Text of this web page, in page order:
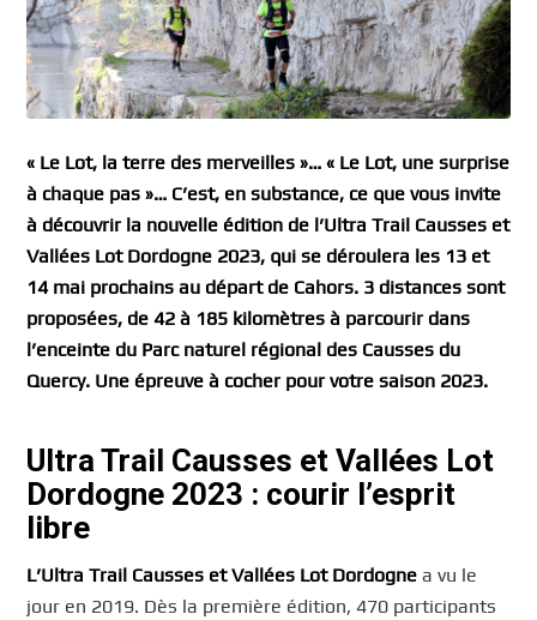
« Le Lot, la terre des merveilles »… « Le Lot, une surprise
à chaque pas »… C’est, en substance, ce que vous invite
à découvrir la nouvelle édition de l’Ultra Trail Causses et
Vallées Lot Dordogne 2023, qui se déroulera les 13 et
14 mai prochains au départ de Cahors. 3 distances sont
proposées, de 42 à 185 kilomètres à parcourir dans
l’enceinte du Parc naturel régional des Causses du
Quercy. Une épreuve à cocher pour votre saison 2023.
Ultra Trail Causses et Vallées Lot
Dordogne 2023 : courir l’esprit
libre
L’Ultra Trail Causses et Vallées Lot Dordogne a vu le
jour en 2019. Dès la première édition, 470 participants